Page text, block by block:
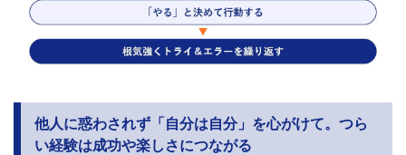
他人に惑わされず「自分は自分」を心がけて。つら
い経験は成功や楽しさにつながる